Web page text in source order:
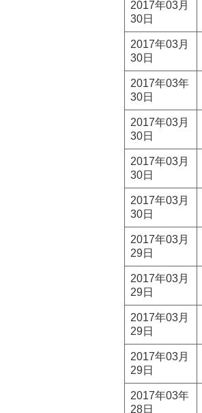
2017年03月
30日
2017年03月
30日
2017年03年
30日
2017年03月
30日
2017年03月
30日
2017年03月
30日
2017年03月
29日
2017年03月
29日
2017年03月
29日
2017年03月
29日
2017年03年
28日